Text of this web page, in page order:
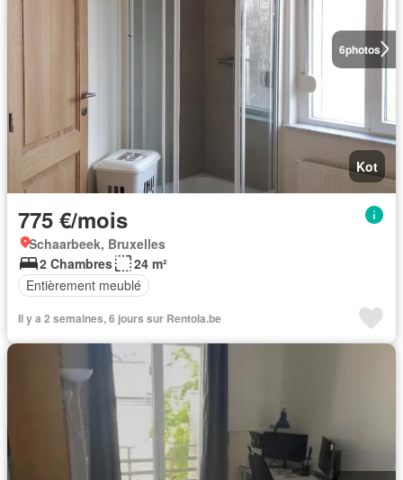
6photos
Kot
775 €/mois
Schaarbeek, Bruxelles
2 Chambres
24 m²
Entièrement meublé
Il y a 2 semaines, 6 jours sur Rentola.be